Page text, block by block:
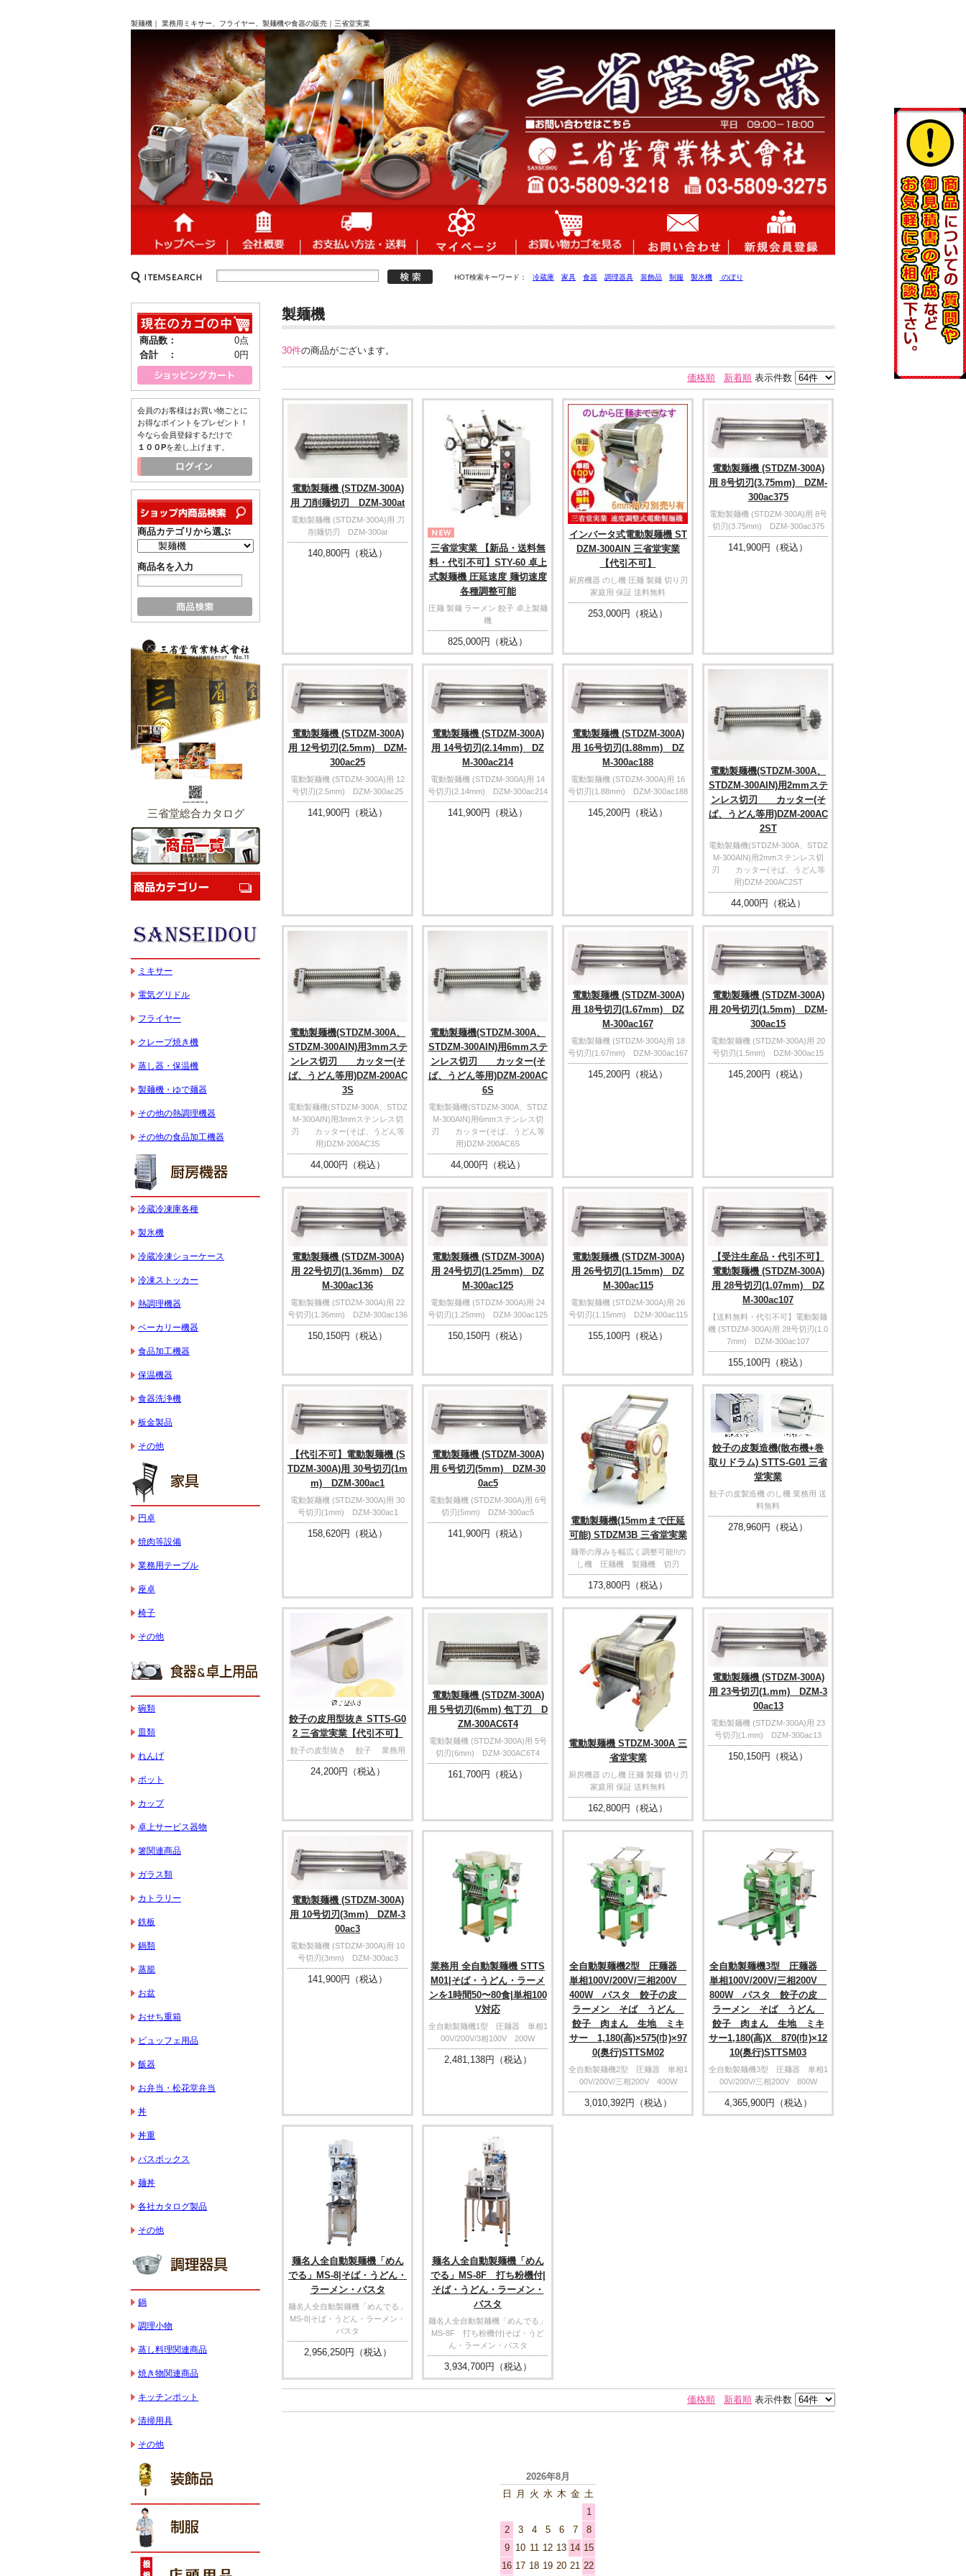
製麺機｜ 業務用ミキサー、フライヤー、製麺機や食器の販売｜三省堂実業
HOT検索キーワード： 冷蔵庫 家具 食器 調理器具 装飾品 制服 製氷機 のぼり
製麺機
30件の商品がございます。
価格順 新着順 表示件数
電動製麺機 (STDZM-300A)
用 刀削麺切刃 DZM-300at
電動製麺機 (STDZM-300A)用 刀
削麺切刃 DZM-300at
140,800円（税込）
三省堂実業 【新品・送料無
料・代引不可】STY-60 卓上
式製麺機 圧延速度 麺切速度
各種調整可能
圧麺 製麺 ラーメン 餃子 卓上製麺
機
825,000円（税込）
インバータ式電動製麺機 ST
DZM-300AIN 三省堂実業
【代引不可】
厨房機器 のし機 圧麺 製麺 切り刃
家庭用 保証 送料無料
253,000円（税込）
電動製麺機 (STDZM-300A)
用 8号切刃(3.75mm) DZM-
300ac375
電動製麺機 (STDZM-300A)用 8号
切刃(3.75mm) DZM-300ac375
141,900円（税込）
電動製麺機 (STDZM-300A)
用 12号切刃(2.5mm) DZM-
300ac25
電動製麺機 (STDZM-300A)用 12
号切刃(2.5mm) DZM-300ac25
141,900円（税込）
電動製麺機 (STDZM-300A)
用 14号切刃(2.14mm) DZ
M-300ac214
電動製麺機 (STDZM-300A)用 14
号切刃(2.14mm) DZM-300ac214
141,900円（税込）
電動製麺機 (STDZM-300A)
用 16号切刃(1.88mm) DZ
M-300ac188
電動製麺機 (STDZM-300A)用 16
号切刃(1.88mm) DZM-300ac188
145,200円（税込）
電動製麺機(STDZM-300A、
STDZM-300AIN)用2mmステ
ンレス切刃 カッター(そ
ば、うどん等用)DZM-200AC
2ST
電動製麺機(STDZM-300A、STDZ
M-300AIN)用2mmステンレス切
刃 カッター(そば、うどん等
用)DZM-200AC2ST
44,000円（税込）
電動製麺機(STDZM-300A、
STDZM-300AIN)用3mmステ
ンレス切刃 カッター(そ
ば、うどん等用)DZM-200AC
3S
電動製麺機(STDZM-300A、STDZ
M-300AIN)用3mmステンレス切
刃 カッター(そば、うどん等
用)DZM-200AC3S
44,000円（税込）
電動製麺機(STDZM-300A、
STDZM-300AIN)用6mmステ
ンレス切刃 カッター(そ
ば、うどん等用)DZM-200AC
6S
電動製麺機(STDZM-300A、STDZ
M-300AIN)用6mmステンレス切
刃 カッター(そば、うどん等
用)DZM-200AC6S
44,000円（税込）
電動製麺機 (STDZM-300A)
用 18号切刃(1.67mm) DZ
M-300ac167
電動製麺機 (STDZM-300A)用 18
号切刃(1.67mm) DZM-300ac167
145,200円（税込）
電動製麺機 (STDZM-300A)
用 20号切刃(1.5mm) DZM-
300ac15
電動製麺機 (STDZM-300A)用 20
号切刃(1.5mm) DZM-300ac15
145,200円（税込）
電動製麺機 (STDZM-300A)
用 22号切刃(1.36mm) DZ
M-300ac136
電動製麺機 (STDZM-300A)用 22
号切刃(1.36mm) DZM-300ac136
150,150円（税込）
電動製麺機 (STDZM-300A)
用 24号切刃(1.25mm) DZ
M-300ac125
電動製麺機 (STDZM-300A)用 24
号切刃(1.25mm) DZM-300ac125
150,150円（税込）
電動製麺機 (STDZM-300A)
用 26号切刃(1.15mm) DZ
M-300ac115
電動製麺機 (STDZM-300A)用 26
号切刃(1.15mm) DZM-300ac115
155,100円（税込）
【受注生産品・代引不可】
電動製麺機 (STDZM-300A)
用 28号切刃(1.07mm) DZ
M-300ac107
【送料無料・代引不可】電動製麺
機 (STDZM-300A)用 28号切刃(1.0
7mm) DZM-300ac107
155,100円（税込）
【代引不可】電動製麺機 (S
TDZM-300A)用 30号切刃(1m
m) DZM-300ac1
電動製麺機 (STDZM-300A)用 30
号切刃(1mm) DZM-300ac1
158,620円（税込）
電動製麺機 (STDZM-300A)
用 6号切刃(5mm) DZM-30
0ac5
電動製麺機 (STDZM-300A)用 6号
切刃(5mm) DZM-300ac5
141,900円（税込）
電動製麺機(15mmまで圧延
可能) STDZM3B 三省堂実業
麺帯の厚みを幅広く調整可能!!の
し機 圧麺機 製麺機 切刃
173,800円（税込）
餃子の皮製造機(散布機+巻
取りドラム) STTS-G01 三省
堂実業
餃子の皮製造機 のし機 業務用 送
料無料
278,960円（税込）
餃子の皮用型抜き STTS-G0
2 三省堂実業【代引不可】
餃子の皮型抜き 餃子 業務用
24,200円（税込）
電動製麺機 (STDZM-300A)
用 5号切刃(6mm) 包丁刃 D
ZM-300AC6T4
電動製麺機 (STDZM-300A)用 5号
切刃(6mm) DZM-300AC6T4
161,700円（税込）
電動製麺機 STDZM-300A 三
省堂実業
厨房機器 のし機 圧麺 製麺 切り刃
家庭用 保証 送料無料
162,800円（税込）
電動製麺機 (STDZM-300A)
用 23号切刃(1.mm) DZM-3
00ac13
電動製麺機 (STDZM-300A)用 23
号切刃(1.mm) DZM-300ac13
150,150円（税込）
電動製麺機 (STDZM-300A)
用 10号切刃(3mm) DZM-3
00ac3
電動製麺機 (STDZM-300A)用 10
号切刃(3mm) DZM-300ac3
141,900円（税込）
業務用 全自動製麺機 STTS
M01|そば・うどん・ラーメ
ンを1時間50〜80食|単相100
V対応
全自動製麺機1型 圧麺器 単相1
00V/200V/3相100V 200W
2,481,138円（税込）
全自動製麺機2型 圧麺器
単相100V/200V/三相200V
400W パスタ 餃子の皮
ラーメン そば うどん
餃子 肉まん 生地 ミキ
サー 1,180(高)×575(巾)×97
0(奥行)STTSM02
全自動製麺機2型 圧麺器 単相1
00V/200V/三相200V 400W
3,010,392円（税込）
全自動製麺機3型 圧麺器
単相100V/200V/三相200V
800W パスタ 餃子の皮
ラーメン そば うどん
餃子 肉まん 生地 ミキ
サー1,180(高)X 870(巾)×12
10(奥行)STTSM03
全自動製麺機3型 圧麺器 単相1
00V/200V/三相200V 800W
4,365,900円（税込）
麺名人全自動製麺機「めん
でる」MS-8|そば・うどん・
ラーメン・バスタ
麺名人全自動製麺機「めんでる」
MS-8|そば・うどん・ラーメン・
バスタ
2,956,250円（税込）
麺名人全自動製麺機「めん
でる」MS-8F 打ち粉機付|
そば・うどん・ラーメン・
バスタ
麺名人全自動製麺機「めんでる」
MS-8F 打ち粉機付|そば・うど
ん・ラーメン・バスタ
3,934,700円（税込）
価格順 新着順 表示件数
商品数：
0点
合計 ：
0円
会員のお客様はお買い物ごとに
お得なポイントをプレゼント！
今なら会員登録するだけで
１００Pを差し上げます。
商品カテゴリから選ぶ
商品名を入力
三省堂総合カタログ
ミキサー
電気グリドル
フライヤー
クレープ焼き機
蒸し器・保温機
製麺機・ゆで麺器
その他の熱調理機器
その他の食品加工機器
冷蔵冷凍庫各種
製氷機
冷蔵冷凍ショーケース
冷凍ストッカー
熱調理機器
ベーカリー機器
食品加工機器
保温機器
食器洗浄機
板金製品
その他
円卓
焼肉等設備
業務用テーブル
座卓
椅子
その他
碗類
皿類
れんげ
ポット
カップ
卓上サービス器物
箸関連商品
ガラス類
カトラリー
鉄板
鍋類
蒸籠
お盆
おせち重箱
ビュッフェ用品
飯器
お弁当・松花堂弁当
丼
丼重
バスボックス
麺丼
各社カタログ製品
その他
鍋
調理小物
蒸し料理関連商品
焼き物関連商品
キッチンポット
清掃用具
その他
2026年8月
日
月 火 水 木 金 土
1
2
3 4 5 6 7
8
9
10 11 12 13 14 15
16 17 18 19 20 21 22